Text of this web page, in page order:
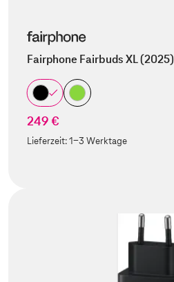
Fairphone Fairbuds XL (2025)
249 €
Lieferzeit:1-3 Werktage